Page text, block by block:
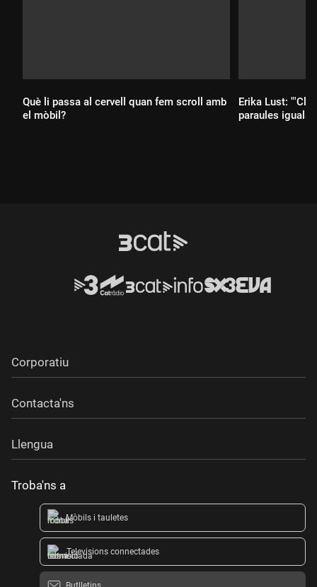
Què li passa al cervell quan fem scroll amb
el mòbil?
Erika Lust:
paraules iguals
Corporatiu
Contacta'ns
Llengua
Troba'ns a
Mòbils i tauletes
Televisions connectades